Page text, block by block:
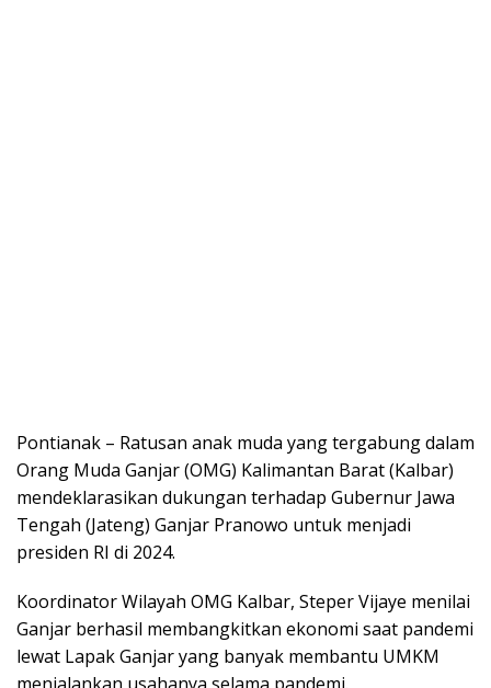
Pontianak – Ratusan anak muda yang tergabung dalam
Orang Muda Ganjar (OMG) Kalimantan Barat (Kalbar)
mendeklarasikan dukungan terhadap Gubernur Jawa
Tengah (Jateng) Ganjar Pranowo untuk menjadi
presiden RI di 2024.
Koordinator Wilayah OMG Kalbar, Steper Vijaye menilai
Ganjar berhasil membangkitkan ekonomi saat pandemi
lewat Lapak Ganjar yang banyak membantu UMKM